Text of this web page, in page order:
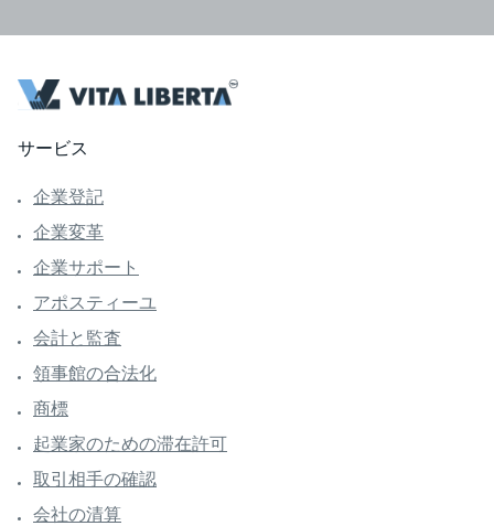
サービス
企業登記
企業変革
企業サポート
アポスティーユ
会計と監査
領事館の合法化
商標
起業家のための滞在許可
取引相手の確認
会社の清算